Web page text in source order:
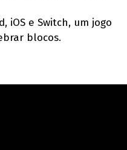
iOS e Switch, um jogo
blocos.